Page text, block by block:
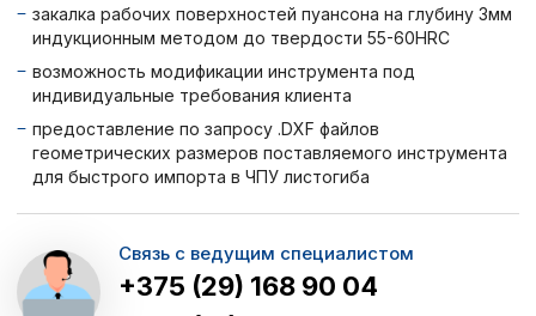
закалка рабочих поверхностей пуансона на глубину 3мм
индукционным методом до твердости 55-60HRC
возможность модификации инструмента под
индивидуальные требования клиента
предоставление по запросу .DXF файлов
геометрических размеров поставляемого инструмента
для быстрого импорта в ЧПУ листогиба
Связь с ведущим специалистом
+375 (29) 168 90 04